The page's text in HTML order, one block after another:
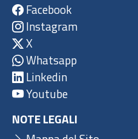
Facebook
Instagram
X
Whatsapp
Linkedin
Youtube
NOTE LEGALI